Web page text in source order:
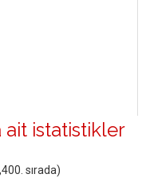
ait istatistikler
. sırada)